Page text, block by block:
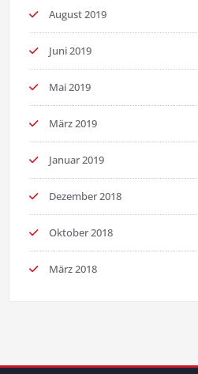
August 2019
Juni 2019
Mai 2019
März 2019
Januar 2019
Dezember 2018
Oktober 2018
März 2018